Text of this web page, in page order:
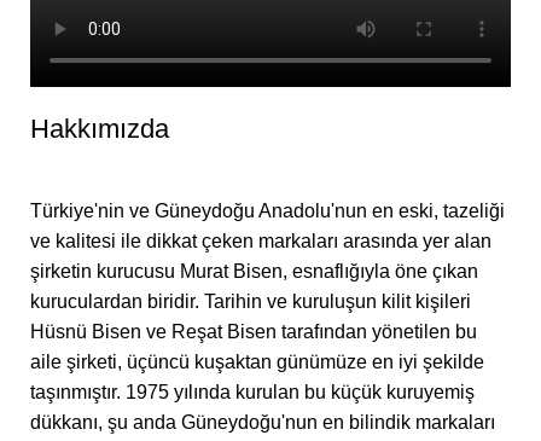
Hakkımızda
Türkiye'nin ve Güneydoğu Anadolu'nun en eski, tazeliği
ve kalitesi ile dikkat çeken markaları arasında yer alan
şirketin kurucusu Murat Bisen, esnaflığıyla öne çıkan
kuruculardan biridir. Tarihin ve kuruluşun kilit kişileri
Hüsnü Bisen ve Reşat Bisen tarafından yönetilen bu
aile şirketi, üçüncü kuşaktan günümüze en iyi şekilde
taşınmıştır. 1975 yılında kurulan bu küçük kuruyemiş
dükkanı, şu anda Güneydoğu'nun en bilindik markaları